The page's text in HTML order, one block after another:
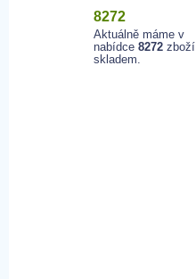
8272
Aktuálně máme v
nabídce 8272 zboží
skladem.